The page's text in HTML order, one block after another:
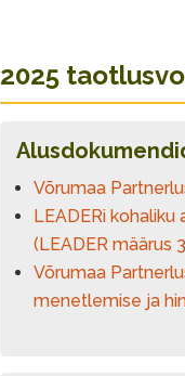
2025
Võrumaa
LEADERi
(LEADER määrus
Võrumaa
menetlemise ja